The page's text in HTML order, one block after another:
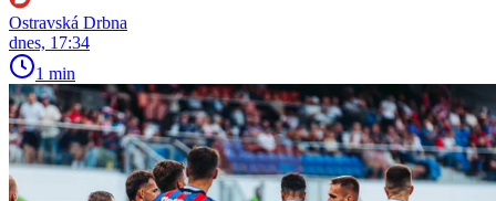
Ostravská Drbna
dnes, 17:34
1 min